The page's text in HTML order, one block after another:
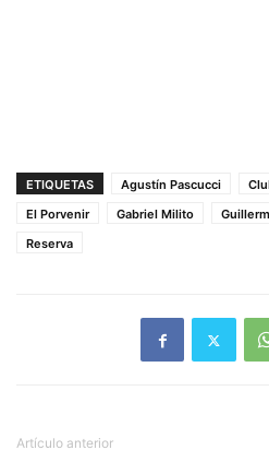
ETIQUETAS Agustín Pascucci
El Porvenir
Gabriel Milito
Reserva
Artículo anterior